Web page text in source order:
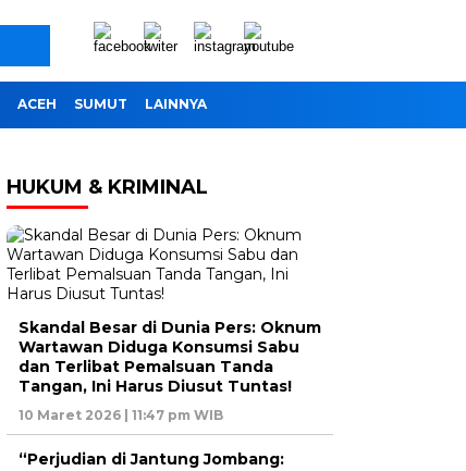
ACEH SUMUT LAINNYA
HUKUM & KRIMINAL
Skandal Besar di Dunia Pers: Oknum
Wartawan Diduga Konsumsi Sabu
dan Terlibat Pemalsuan Tanda
Tangan, Ini Harus Diusut Tuntas!
10 Maret 2026 | 11:47 pm WIB
“Perjudian di Jantung Jombang: